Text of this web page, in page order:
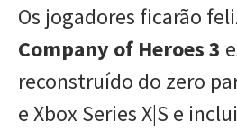
Os jogadores ficarão
Company of Heroes 3
reconstruído do zero
e Xbox Series X|S e